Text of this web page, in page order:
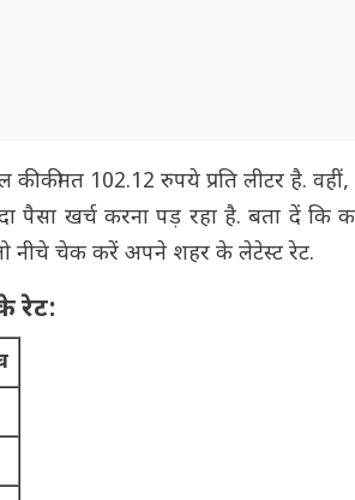
की कीमत 102.12 रुपये प्रति लीटर है.
पैसा खर्च करना पड़ रहा है. बता दें कि
नीचे चेक करें अपने शहर के लेटेस्ट रेट.
रेट: